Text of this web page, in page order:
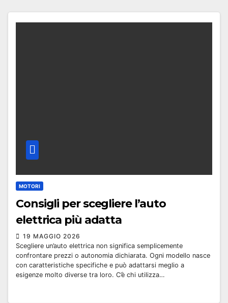
MOTORI
Consigli per scegliere l’auto
elettrica più adatta
19 MAGGIO 2026
Scegliere un’auto elettrica non significa semplicemente
confrontare prezzi o autonomia dichiarata. Ogni modello nasce
con caratteristiche specifiche e può adattarsi meglio a
esigenze molto diverse tra loro. C’è chi utilizza…